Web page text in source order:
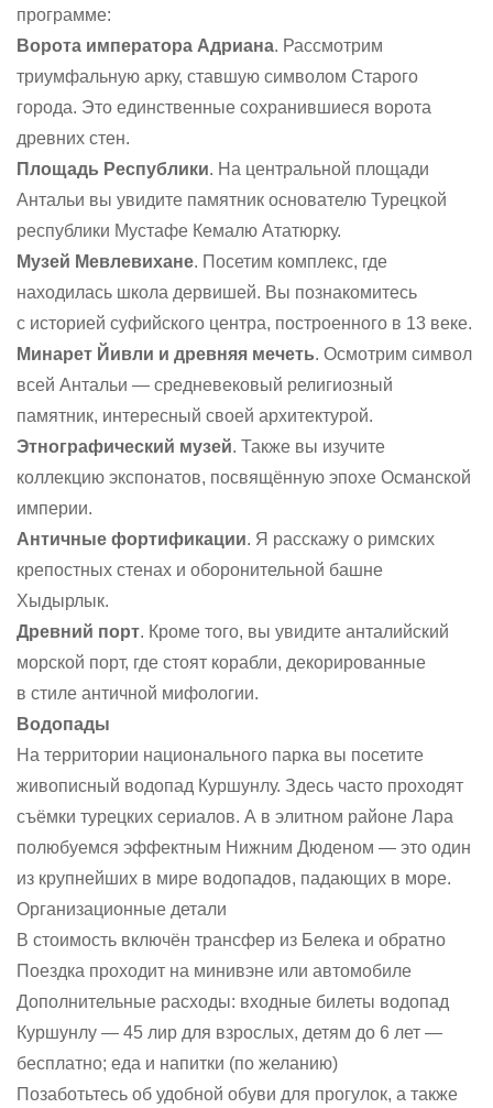
программе:
Ворота императора Адриана. Рассмотрим
триумфальную арку, ставшую символом Старого
города. Это единственные сохранившиеся ворота
древних стен.
Площадь Республики. На центральной площади
Антальи вы увидите памятник основателю Турецкой
республики Мустафе Кемалю Ататюрку.
Музей Мевлевихане. Посетим комплекс, где
находилась школа дервишей. Вы познакомитесь
с историей суфийского центра, построенного в 13 веке.
Минарет Йивли и древняя мечеть. Осмотрим символ
всей Антальи — средневековый религиозный
памятник, интересный своей архитектурой.
Этнографический музей. Также вы изучите
коллекцию экспонатов, посвящённую эпохе Османской
империи.
Античные фортификации. Я расскажу о римских
крепостных стенах и оборонительной башне
Хыдырлык.
Древний порт. Кроме того, вы увидите анталийский
морской порт, где стоят корабли, декорированные
в стиле античной мифологии.
Водопады
На территории национального парка вы посетите
живописный водопад Куршунлу. Здесь часто проходят
съёмки турецких сериалов. А в элитном районе Лара
полюбуемся эффектным Нижним Дюденом — это один
из крупнейших в мире водопадов, падающих в море.
Организационные детали
В стоимость включён трансфер из Белека и обратно
Поездка проходит на минивэне или автомобиле
Дополнительные расходы: входные билеты водопад
Куршунлу — 45 лир для взрослых, детям до 6 лет —
бесплатно; еда и напитки (по желанию)
Позаботьтесь об удобной обуви для прогулок, а также